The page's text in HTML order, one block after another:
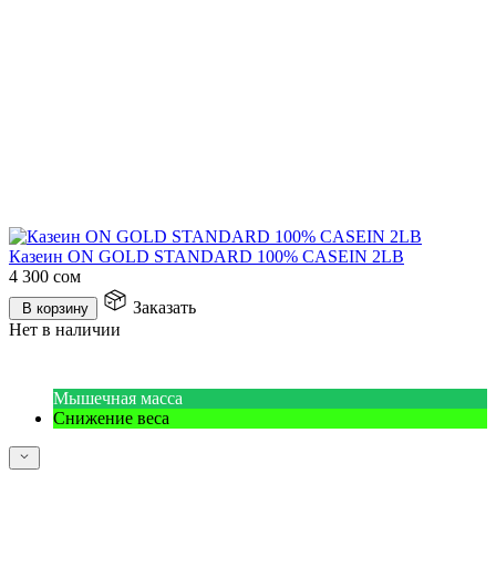
Казеин ON GOLD STANDARD 100% CASEIN 2LB
4 300 сом
В корзину
Заказать
Нет в наличии
Мышечная масса
Снижение веса